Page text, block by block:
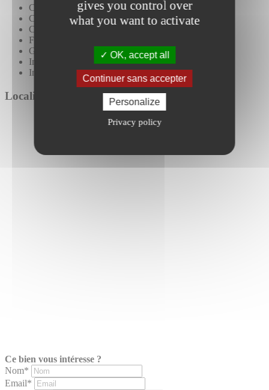
gives you control over
what you want to activate
OK, accept all
Continuer sans accepter
Personalize
Privacy policy
Câblage RJ45
Carrelages
Cloisons fixes
Faux plafond
Gaz de Ville
Immeuble indépendant
Individuel au gaz
Localiser le bien
Ce bien vous intéresse ?
Nom*
Email*